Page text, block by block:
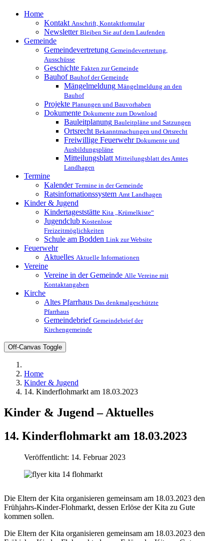
Home
Kontakt Anschrift, Kontaktformular
Newsletter Bleiben Sie auf dem Laufenden
Gemeinde
Gemeindevertretung Gemeindevertretung,
Ausschüsse
Geschichte Fakten zur Gemeinde
Bauhof Bauhof der Gemeinde
Mängelmeldung Mängelmeldung an den
Bauhof
Projekte Planungen und Bauvorhaben
Dokumente Dokumente zum Download
Bauleitplanung Bauleitpläne und Satzungen
Ortsrecht Bekanntmachungen und Ortsrecht
Freiwillige Feuerwehr Dokumente und
Ausbildungspläne
Mitteilungsblatt Mitteilungsblatt des Amtes
Landhagen
Termine
Kalender Termine in der Gemeinde
Ratsinfomationssystem Amt Landhagen
Kinder & Jugend
Kindertageststätte Kita „Krümelkiste“
Jugendclub Kostenlose
Freizeitmöglichkeiten
Schule am Bodden Link zur Website
Feuerwehr
Aktuelles Aktuelle Informationen
Vereine
Vereine in der Gemeinde Alle Vereine mit
Kontaktangaben
Kirche
Altes Pfarrhaus Das denkmalgeschützte
Pfarrhaus
Gemeindebrief Gemeindebrief der
Kirchengemeinde
Off-Canvas Toggle
Home
Kinder & Jugend
14. Kinderflohmarkt am 18.03.2023
Kinder & Jugend – Aktuelles
14. Kinderflohmarkt am 18.03.2023
Veröffentlicht: 14. Februar 2023
Die Eltern der Kita organisieren gemeinsam am 18.03.2023 den
Frühjahrs-Kinder-Flohmarkt, dessen Erlöse der Kita zu Gute
kommen sollen.
Die Eltern der Kita organisieren gemeinsam am 18.03.2023 den